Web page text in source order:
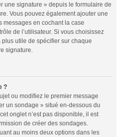
une signature » depuis le formulaire de
Vous pouvez également ajouter une
messages en cochant la case
de l’utilisateur. Si vous choisissez
utile de spécifier sur chaque
signature.
?
ou modifiez le premier message
un sondage » situé en-dessous du
onglet n’est pas disponible, il est
de créer des sondages.
au moins deux options dans les